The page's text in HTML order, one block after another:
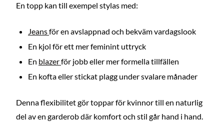
En topp kan till exempel stylas med:
Jeansför en avslappnad och bekväm vardagslook
En kjol för ett mer feminint uttryck
En blazerför jobb eller mer formella tillfällen
En kofta eller stickat plagg under svalare månader
Denna flexibilitet gör toppar för kvinnor till en naturlig
del av en garderob där komfort och stil går hand i hand.